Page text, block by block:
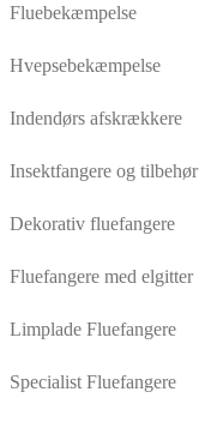
Fluebekæmpelse
Hvepsebekæmpelse
Indendørs afskrækkere
Insektfangere og tilbehør
Dekorativ fluefangere
Fluefangere med elgitter
Limplade Fluefangere
Specialist Fluefangere